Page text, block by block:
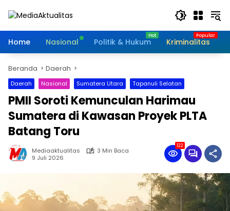
Home
Nasional Politik & Hukum Kriminalitas
Beranda Daerah
Daerah Nasional Sumatera Utara Tapanuli Selatan
PMII Soroti Kemunculan Harimau
Sumatera di Kawasan Proyek PLTA
Batang Toru
Mediaaktualitas
3 Min Baca
9 Juli 2026
122